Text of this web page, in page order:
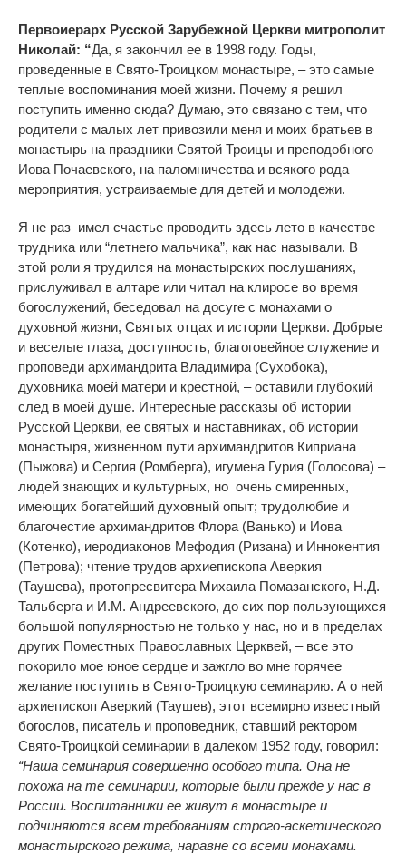
Первоиерарх Русской Зарубежной Церкви митрополит
Николай: “Да, я закончил ее в 1998 году. Годы,
проведенные в Свято-Троицком монастыре, – это самые
теплые воспоминания моей жизни. Почему я решил
поступить именно сюда? Думаю, это связано с тем, что
родители с малых лет привозили меня и моих братьев в
монастырь на праздники Святой Троицы и преподобного
Иова Почаевского, на паломничества и всякого рода
мероприятия, устраиваемые для детей и молодежи.
Я не раз имел счастье проводить здесь лето в качестве
трудника или “летнего мальчика”, как нас называли. В
этой роли я трудился на монастырских послушаниях,
прислуживал в алтаре или читал на клиросе во время
богослужений, беседовал на досуге с монахами о
духовной жизни, Святых отцах и истории Церкви. Добрые
и веселые глаза, доступность, благоговейное служение и
проповеди архимандрита Владимира (Сухобока),
духовника моей матери и крестной, – оставили глубокий
след в моей душе. Интересные рассказы об истории
Русской Церкви, ее святых и наставниках, об истории
монастыря, жизненном пути архимандритов Киприана
(Пыжова) и Сергия (Ромберга), игумена Гурия (Голосова) –
людей знающих и культурных, но очень смиренных,
имеющих богатейший духовный опыт; трудолюбие и
благочестие архимандритов Флора (Ванько) и Иова
(Котенко), иеродиаконов Мефодия (Ризана) и Иннокентия
(Петрова); чтение трудов архиепископа Аверкия
(Таушева), протопресвитера Михаила Помазанского, Н.Д.
Тальберга и И.М. Андреевского, до сих пор пользующихся
большой популярностью не только у нас, но и в пределах
других Поместных Православных Церквей, – все это
покорило мое юное сердце и зажгло во мне горячее
желание поступить в Свято-Троицкую семинарию. А о ней
архиепископ Аверкий (Таушев), этот всемирно известный
богослов, писатель и проповедник, ставший ректором
Свято-Троицкой семинарии в далеком 1952 году, говорил:
“Наша семинария совершенно особого типа. Она не
похожа на те семинарии, которые были прежде у нас в
России. Воспитанники ее живут в монастыре и
подчиняются всем требованиям строго-аскетического
монастырского режима, наравне со всеми монахами.